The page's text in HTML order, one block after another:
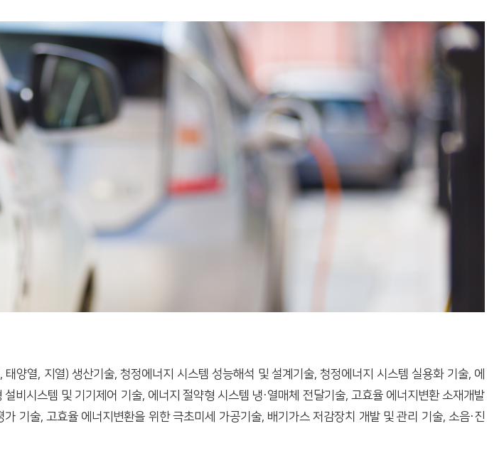
양열, 지열) 생산기술, 청정에너지 시스템 성능해석 및 설계기술, 청정에너지 시스템 실용화 기술, 에
비시스템 및 기기제어 기술, 에너지 절약형 시스템 냉·열매체 전달기술, 고효율 에너지변환 소재개발
기술, 고효율 에너지변환을 위한 극초미세 가공기술, 배기가스 저감장치 개발 및 관리 기술, 소음·진